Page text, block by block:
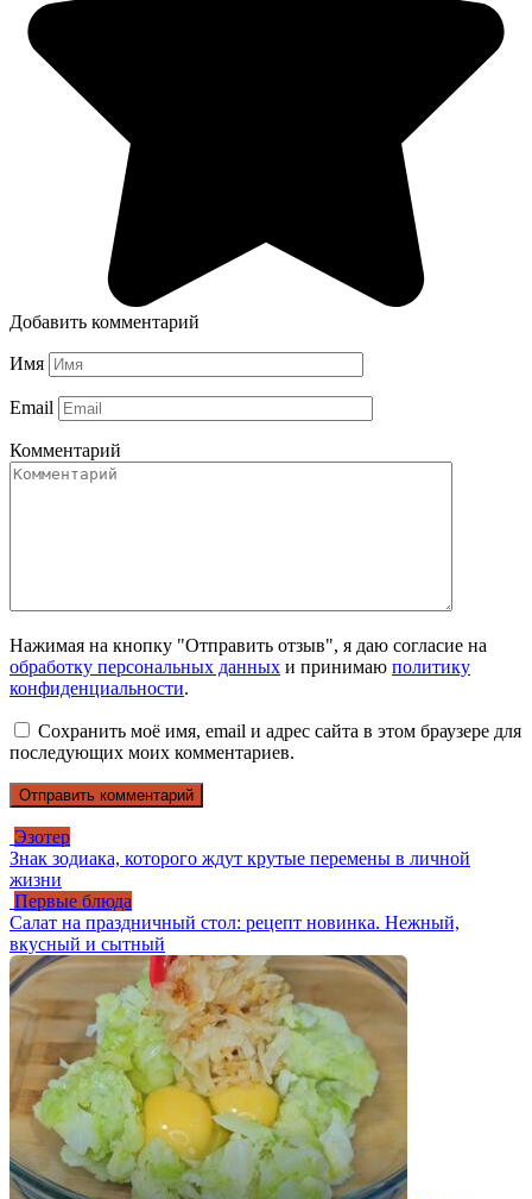
Добавить комментарий
Имя
Email
Комментарий
Нажимая на кнопку "Отправить отзыв", я даю согласие на
обработку персональных данных и принимаю политику
конфиденциальности.
Сохранить моё имя, email и адрес сайта в этом браузере для
последующих моих комментариев.
Эзотер
Знак зодиака, которого ждут крутые перемены в личной
жизни
Первые блюда
Салат на праздничный стол: рецепт новинка. Нежный,
вкусный и сытный